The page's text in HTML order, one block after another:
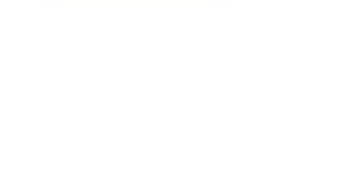
個月瀏
，最後半
其器，tkb